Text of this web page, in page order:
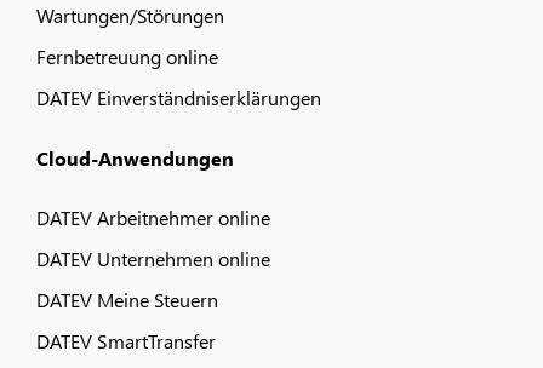
Wartungen/Störungen
Fernbetreuung online
DATEV Einverständniserklärungen
Cloud-Anwendungen
DATEV Arbeitnehmer online
DATEV Unternehmen online
DATEV Meine Steuern
DATEV SmartTransfer